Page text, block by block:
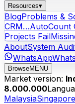
Resources▾
BlogProblems &
CRM…AutoCount
Projects Fail
AboutSystem
WhatsApp
BrowseMENU
Market version:
8.000.000
MalaysiaSingapore